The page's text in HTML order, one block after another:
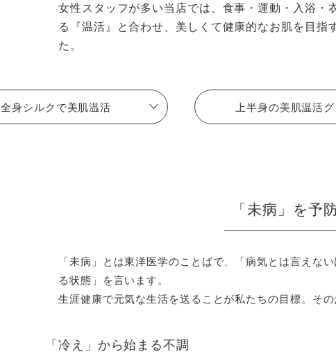
女性スタッフが多い当店では、食事・運動・入浴・
る『温活』と合わせ、美しくて健康的なお肌を目指
た。
全身シルクで美肌温活 上半身の美肌温活
「未病」を予
「未病」とは東洋医学のことばで、「病気とは言えな
る状態」を言います。
生涯健康で元気な生活を送ることが私たちの目標。そ
「冷え」から始まる不調